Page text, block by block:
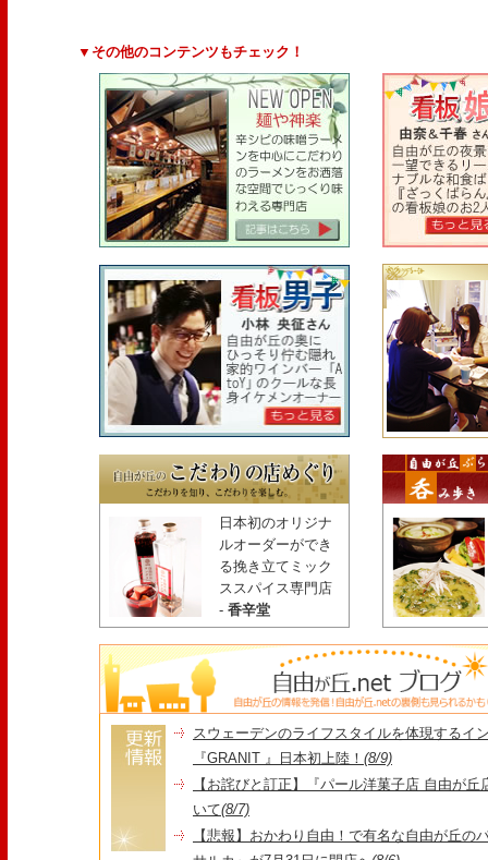
▼その他のコンテンツもチェック！
日本初のオリジナ
ルオーダーができ
る挽き立てミック
ススパイス専門店
- 香辛堂
スウェーデンのライフスタイルを体現するイ
『GRANIT 』日本初上陸！ (8/9)
【お詫びと訂正】『パール洋菓子店 自由が
いて(8/7)
【悲報】おかわり自由！で有名な自由が丘の